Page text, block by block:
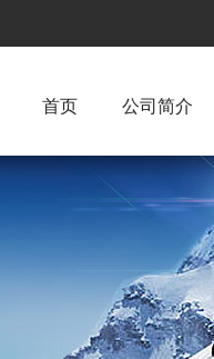
首页 公司简介